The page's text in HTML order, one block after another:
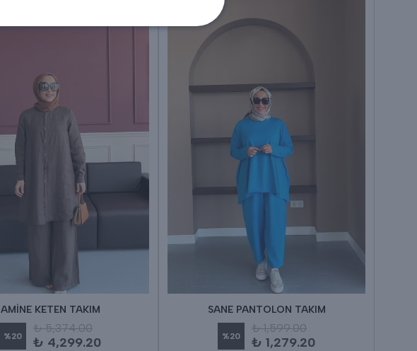
AMİNE KETEN TAKIM
%20
₺ 5,374.00
₺ 4,299.20
SANE PANTOLON TAKIM
%20
₺ 1,599.00
₺ 1,279.20